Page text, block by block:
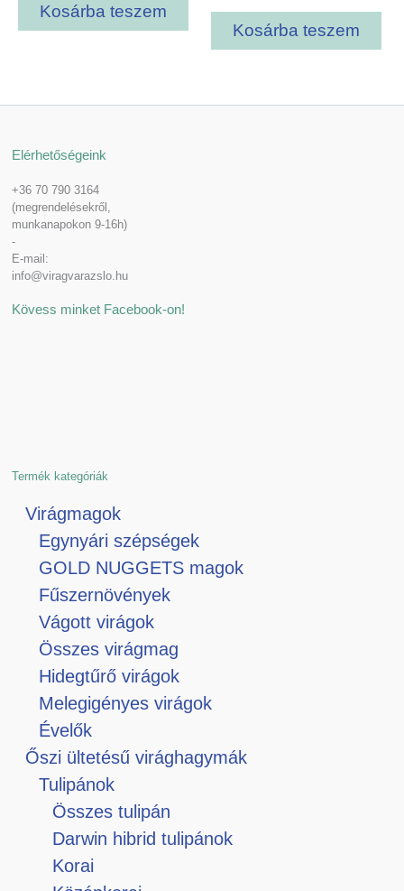
Kosárba teszem
Kosárba teszem
Elérhetőségeink
+36 70 790 3164
(megrendelésekről,
munkanapokon 9-16h)
-
E-mail:
info@viragvarazslo.hu
Kövess minket Facebook-on!
Termék kategóriák
Virágmagok
Egynyári szépségek
GOLD NUGGETS magok
Fűszernövények
Vágott virágok
Összes virágmag
Hidegtűrő virágok
Melegigényes virágok
Évelők
Őszi ültetésű virághagymák
Tulipánok
Összes tulipán
Darwin hibrid tulipánok
Korai